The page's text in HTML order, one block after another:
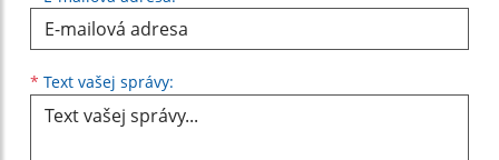
* Text vašej správy: